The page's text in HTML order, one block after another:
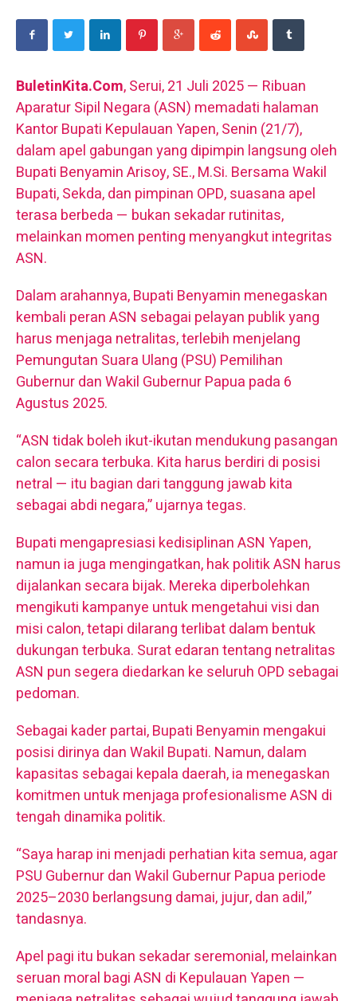
BuletinKita.Com, Serui, 21 Juli 2025 — Ribuan
Aparatur Sipil Negara (ASN) memadati halaman
Kantor Bupati Kepulauan Yapen, Senin (21/7),
dalam apel gabungan yang dipimpin langsung oleh
Bupati Benyamin Arisoy, SE., M.Si. Bersama Wakil
Bupati, Sekda, dan pimpinan OPD, suasana apel
terasa berbeda — bukan sekadar rutinitas,
melainkan momen penting menyangkut integritas
ASN.
Dalam arahannya, Bupati Benyamin menegaskan
kembali peran ASN sebagai pelayan publik yang
harus menjaga netralitas, terlebih menjelang
Pemungutan Suara Ulang (PSU) Pemilihan
Gubernur dan Wakil Gubernur Papua pada 6
Agustus 2025.
“ASN tidak boleh ikut-ikutan mendukung pasangan
calon secara terbuka. Kita harus berdiri di posisi
netral — itu bagian dari tanggung jawab kita
sebagai abdi negara,” ujarnya tegas.
Bupati mengapresiasi kedisiplinan ASN Yapen,
namun ia juga mengingatkan, hak politik ASN harus
dijalankan secara bijak. Mereka diperbolehkan
mengikuti kampanye untuk mengetahui visi dan
misi calon, tetapi dilarang terlibat dalam bentuk
dukungan terbuka. Surat edaran tentang netralitas
ASN pun segera diedarkan ke seluruh OPD sebagai
pedoman.
Sebagai kader partai, Bupati Benyamin mengakui
posisi dirinya dan Wakil Bupati. Namun, dalam
kapasitas sebagai kepala daerah, ia menegaskan
komitmen untuk menjaga profesionalisme ASN di
tengah dinamika politik.
“Saya harap ini menjadi perhatian kita semua, agar
PSU Gubernur dan Wakil Gubernur Papua periode
2025–2030 berlangsung damai, jujur, dan adil,”
tandasnya.
Apel pagi itu bukan sekadar seremonial, melainkan
seruan moral bagi ASN di Kepulauan Yapen —